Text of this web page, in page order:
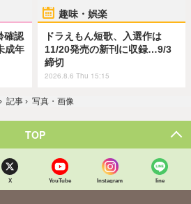
確認
成年
趣味・娯楽
ドラえもん短歌、入選作は
11/20発売の新刊に収録…9/3
締切
2026.8.6 Thu 15:15
› 記事 › 写真・画像
TOP
X YouTube Instagram line